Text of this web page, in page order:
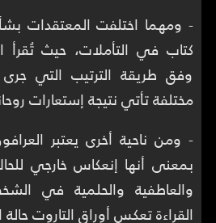
- ومهما اختلفت المعتقدات
كتاب في التأملات، حيث
وفق طريقة الترتيب التي جرى
مختلفة تأتي نتيجة إستعارات
- ومن ناحية أخرى يعتبر
بمعنى أنها إنعكاس خارجي
والعاطفية والحلمية في
القراءة تعكس أوراق التاروت